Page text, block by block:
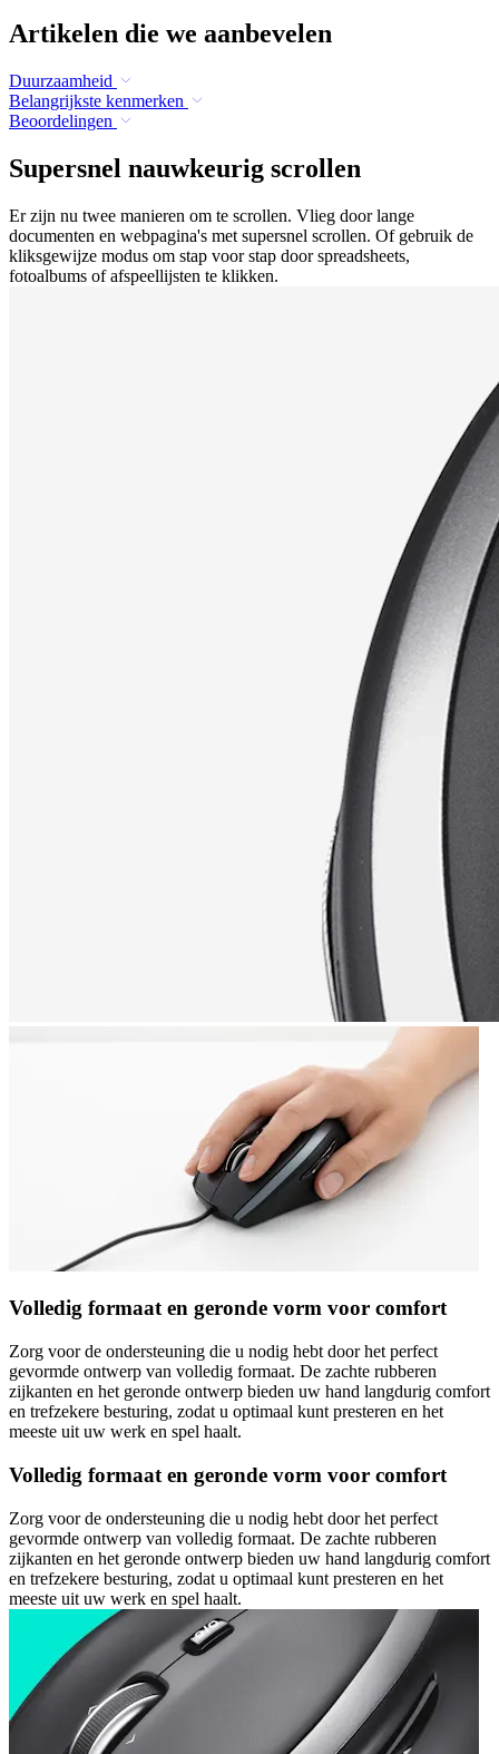
Artikelen die we aanbevelen
Duurzaamheid
Belangrijkste kenmerken
Beoordelingen
Supersnel nauwkeurig scrollen
Er zijn nu twee manieren om te scrollen. Vlieg door lange
documenten en webpagina's met supersnel scrollen. Of gebruik de
kliksgewijze modus om stap voor stap door spreadsheets,
fotoalbums of afspeellijsten te klikken.
Volledig formaat en geronde vorm voor comfort
Zorg voor de ondersteuning die u nodig hebt door het perfect
gevormde ontwerp van volledig formaat. De zachte rubberen
zijkanten en het geronde ontwerp bieden uw hand langdurig comfort
en trefzekere besturing, zodat u optimaal kunt presteren en het
meeste uit uw werk en spel haalt.
Volledig formaat en geronde vorm voor comfort
Zorg voor de ondersteuning die u nodig hebt door het perfect
gevormde ontwerp van volledig formaat. De zachte rubberen
zijkanten en het geronde ontwerp bieden uw hand langdurig comfort
en trefzekere besturing, zodat u optimaal kunt presteren en het
meeste uit uw werk en spel haalt.